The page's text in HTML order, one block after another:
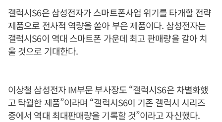
갤럭시S6은 삼성전자가 스마트폰사업 위기를 타개할 전략
제품으로 전사적 역량을 쏟아 부은 제품이다. 삼성전자는
갤럭시S6이 역대 스마트폰 가운데 최고 판매량을 갈아 치
울 것으로 기대한다.
이상철 삼성전자 IM부문 부사장도 “갤럭시S6은 차별화했
고 탁월한 제품”이라며 “갤럭시S6이 기존 갤럭시 시리즈
중에서 역대 최대판매량을 기록할 것”이라고 자신했다.